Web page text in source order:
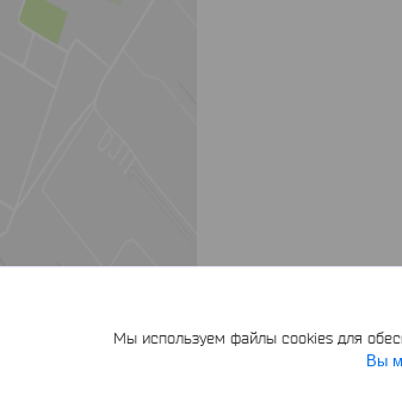
Мы используем файлы cookies для
Вы